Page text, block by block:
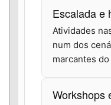
Escalada e
Atividades
num dos
marcantes do
Workshops